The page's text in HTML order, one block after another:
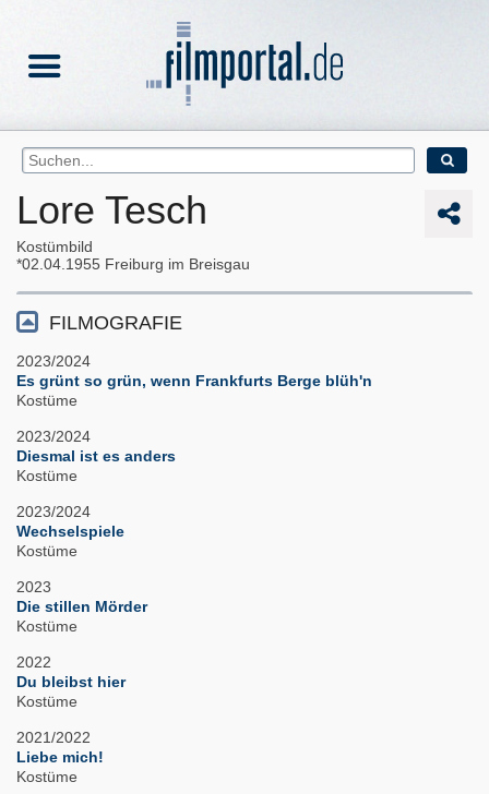
Lore Tesch
Kostümbild
02.04.1955 Freiburg im Breisgau
FILMOGRAFIE
2023/2024
Es grünt so grün, wenn Frankfurts Berge blüh'n
Kostüme
2023/2024
Diesmal ist es anders
Kostüme
2023/2024
Wechselspiele
Kostüme
2023
Die stillen Mörder
Kostüme
2022
Du bleibst hier
Kostüme
2021/2022
Liebe mich!
Kostüme